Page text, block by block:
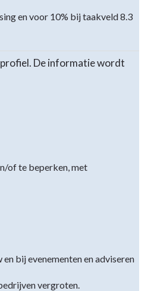
en voor 10% bij taakveld 8.3
De informatie wordt
of te beperken, met
bij evenementen en adviseren
vergroten.